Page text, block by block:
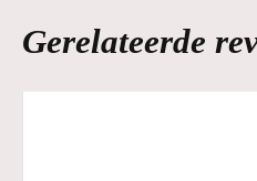
Gerelateerde